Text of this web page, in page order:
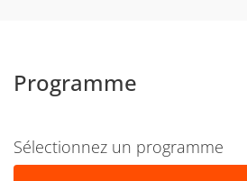
Programme
Sélectionnez un programme